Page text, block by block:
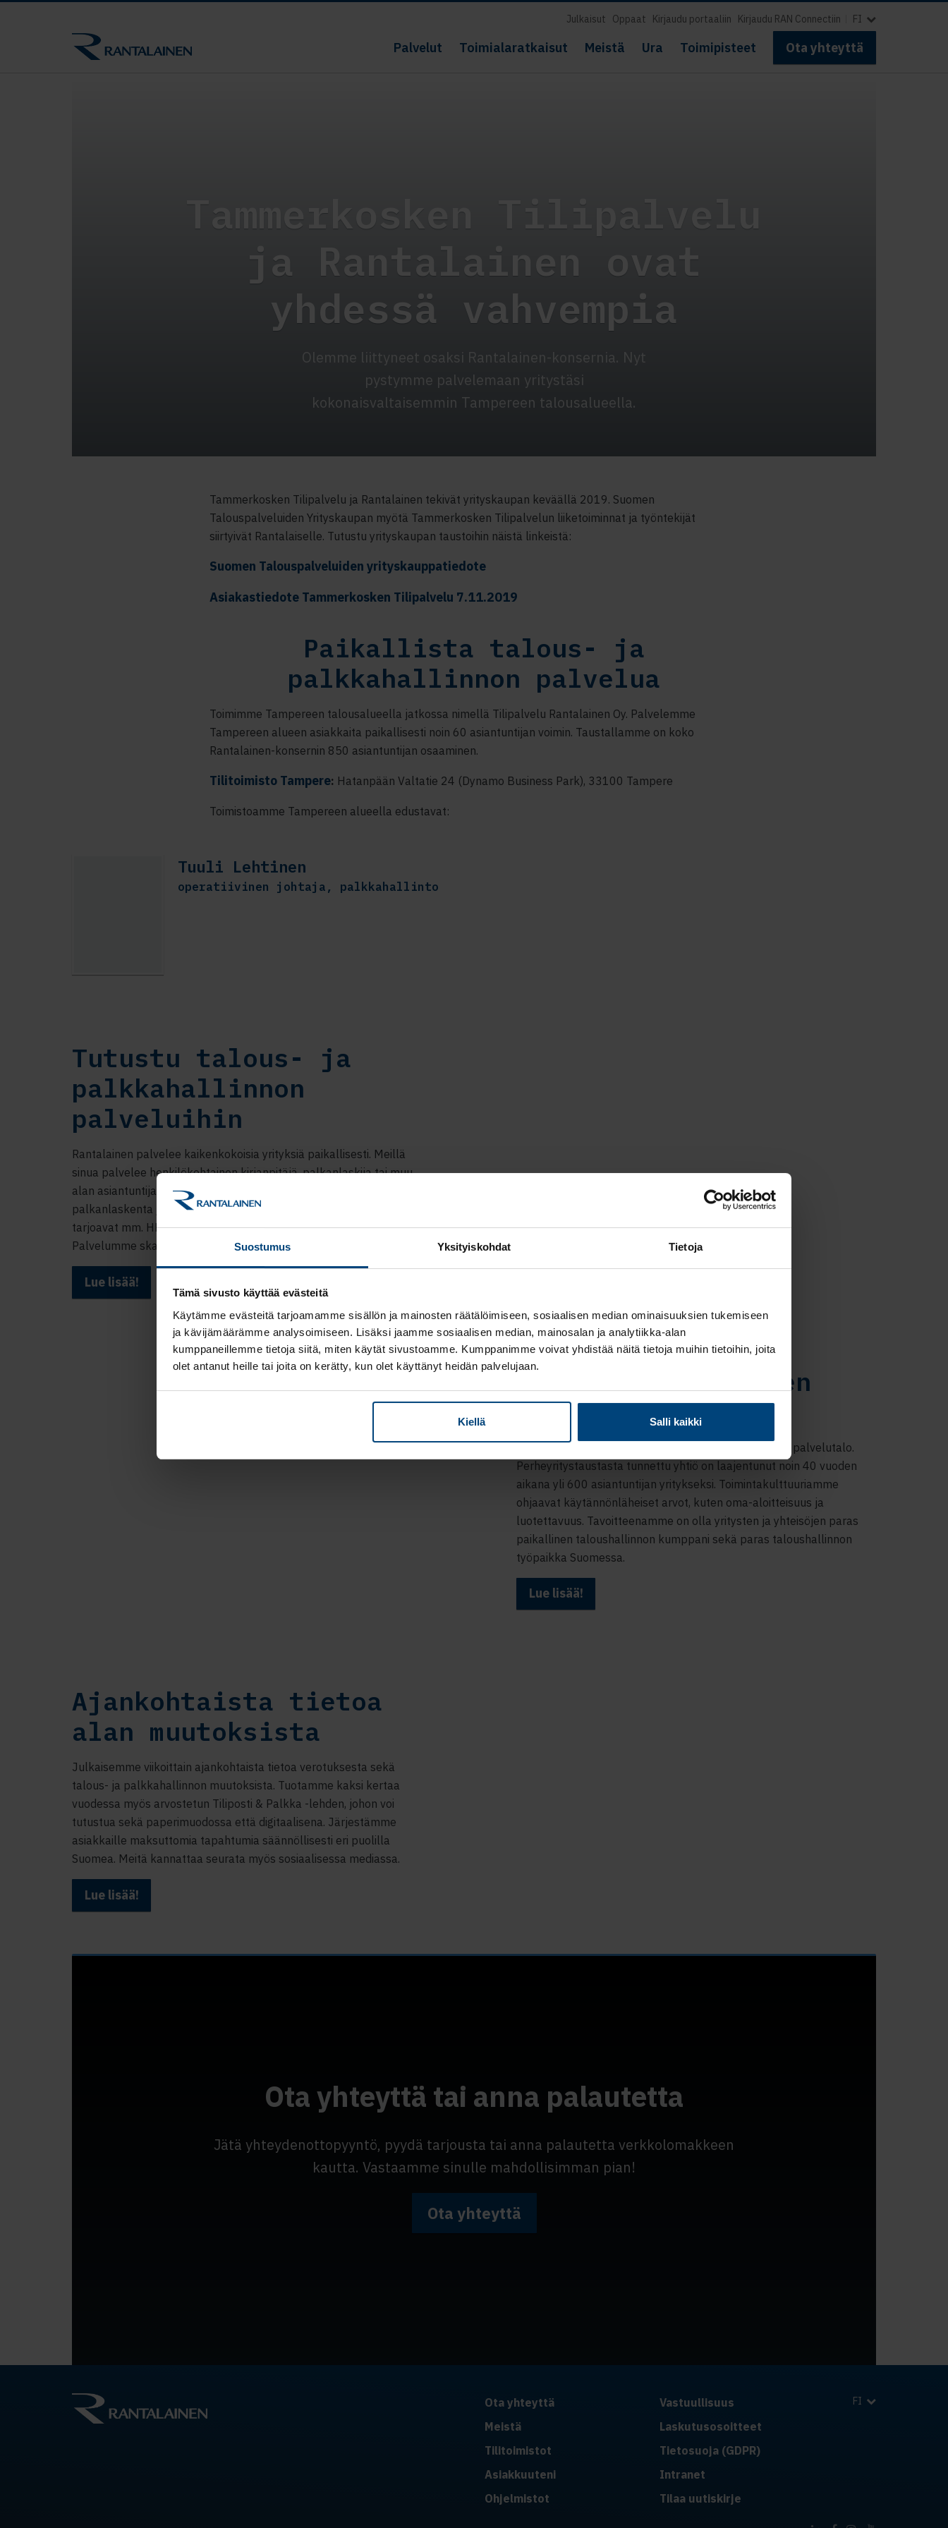
Suostumus Yksityiskohdat Tietoja
Tämä sivusto käyttää evästeitä
Käytämme evästeitä tarjoamamme sisällön ja mainosten räätälöimiseen, sosiaalisen median ominaisuuksien tukemiseen
ja kävijämäärämme analysoimiseen. Lisäksi jaamme sosiaalisen median, mainosalan ja analytiikka-alan
kumppaneillemme tietoja siitä, miten käytät sivustoamme. Kumppanimme voivat yhdistää näitä tietoja muihin tietoihin, joita
olet antanut heille tai joita on kerätty, kun olet käyttänyt heidän palvelujaan.
Kiellä Salli kaikki
Palvelut Toimialaratkaisut Meistä Ura Toimipisteet Ota yhteyttä
Julkaisut Oppaat Kirjaudu portaaliin Kirjaudu RAN Connectiin FI
Tammerkosken Tilipalvelu
ja Rantalainen ovat
yhdessä vahvempia
Olemme liittyneet osaksi Rantalainen-konsernia. Nyt
pystymme palvelemaan yritystäsi
kokonaisvaltaisemmin Tampereen talousalueella.
Tammerkosken Tilipalvelu ja Rantalainen tekivät yrityskaupan keväällä 2019. Suomen
Talouspalveluiden Yrityskaupan myötä Tammerkosken Tilipalvelun liiketoiminnat ja työntekijät
siirtyivät Rantalaiselle. Tutustu yrityskaupan taustoihin näistä linkeistä:
Suomen Talouspalveluiden yrityskauppatiedote
Asiakastiedote Tammerkosken Tilipalvelu 7.11.2019
Paikallista talous- ja
palkkahallinnon palvelua
Toimimme Tampereen talousalueella jatkossa nimellä Tilipalvelu Rantalainen Oy. Palvelemme
Tampereen alueen asiakkaita paikallisesti noin 60 asiantuntijan voimin. Taustallamme on koko
Rantalainen-konsernin 850 asiantuntijan osaaminen.
Tilitoimisto Tampere: Hatanpään Valtatie 24 (Dynamo Business Park), 33100 Tampere
Toimistoamme Tampereen alueella edustavat:
Tuuli Lehtinen
operatiivinen johtaja, palkkahallinto
Tutustu talous- ja
palkkahallinnon
palveluihin
Rantalainen palvelee kaikenkokoisia yrityksiä paikallisesti. Meillä
sinua palvelee henkilökohtainen kirjanpitäjä, palkanlaskija tai muu
alan asiantuntija. Palveluihimme kuuluvat mm. kirjanpito,
palkanlaskenta ja sähköinen taloushallinto. Asiantuntijamme
tarjoavat mm. HR-, veroneuvonta- ja tilintarkastuspalveluja.
Palvelumme skaalautuvat yrityksen elinkaaren ja koon mukaisesti
Lue lisää!
Tutustu Rantalaisen
tarinaan
Rantalainen on kotimainen talous- ja palkkahallinnon palvelutalo.
Perheyritystaustasta tunnettu yhtiö on laajentunut noin 40 vuoden
aikana yli 600 asiantuntijan yritykseksi. Toimintakulttuuriamme
ohjaavat käytännönläheiset arvot, kuten oma-aloitteisuus ja
luotettavuus. Tavoitteenamme on olla yritysten ja yhteisöjen paras
paikallinen taloushallinnon kumppani sekä paras taloushallinnon
työpaikka Suomessa.
Lue lisää!
Ajankohtaista tietoa
alan muutoksista
Julkaisemme viikoittain ajankohtaista tietoa verotuksesta sekä
talous- ja palkkahallinnon muutoksista. Tuotamme kaksi kertaa
vuodessa myös arvostetun Tiliposti & Palkka -lehden, johon voi
tutustua sekä paperimuodossa että digitaalisena. Järjestämme
asiakkaille maksuttomia tapahtumia säännöllisesti eri puolilla
Suomea. Meitä kannattaa seurata myös sosiaalisessa mediassa.
Lue lisää!
Ota yhteyttä tai anna palautetta
Jätä yhteydenottopyyntö, pyydä tarjousta tai anna palautetta verkkolomakkeen
kautta. Vastaamme sinulle mahdollisimman pian!
Ota yhteyttä
FI
Ota yhteyttä
Meistä
Tilitoimistot
Asiakkuuteni
Ohjelmistot
Vastuullisuus
Laskutusosoitteet
Tietosuoja (GDPR)
Intranet
Tilaa uutiskirje